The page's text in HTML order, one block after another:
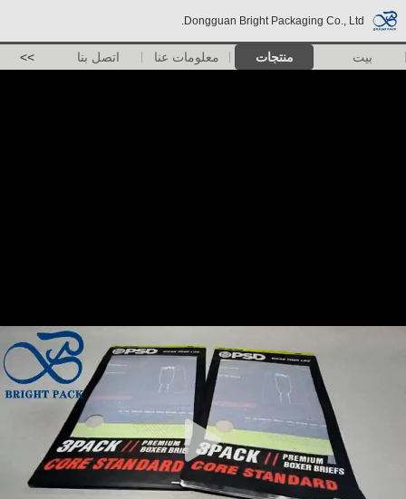
Dongguan Bright Packaging Co., Ltd.
بيت منتجات معلومات عنا اتصل بنا >>